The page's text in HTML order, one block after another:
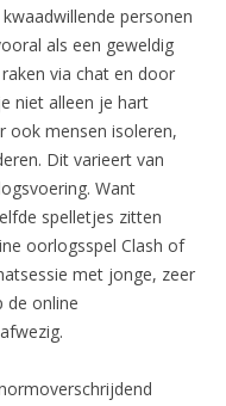
personen
als een geweldig
via chat en door
niet alleen je hart
ook mensen isoleren,
Dit varieert van
Want
spelletjes zitten
oorlogsspel Clash of
met jonge, zeer
de online